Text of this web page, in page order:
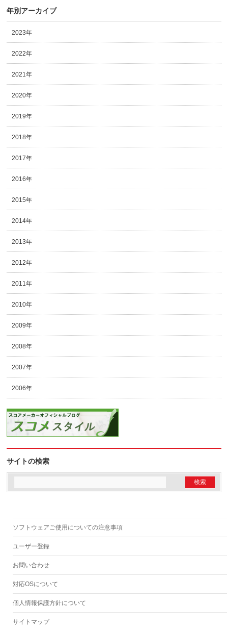
年別アーカイブ
2023年
2022年
2021年
2020年
2019年
2018年
2017年
2016年
2015年
2014年
2013年
2012年
2011年
2010年
2009年
2008年
2007年
2006年
サイトの検索
ソフトウェアご使用についての注意事項
ユーザー登録
お問い合わせ
対応OSについて
個人情報保護方針について
サイトマップ